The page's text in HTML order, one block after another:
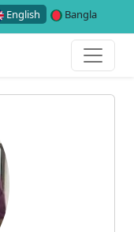
English Bangla